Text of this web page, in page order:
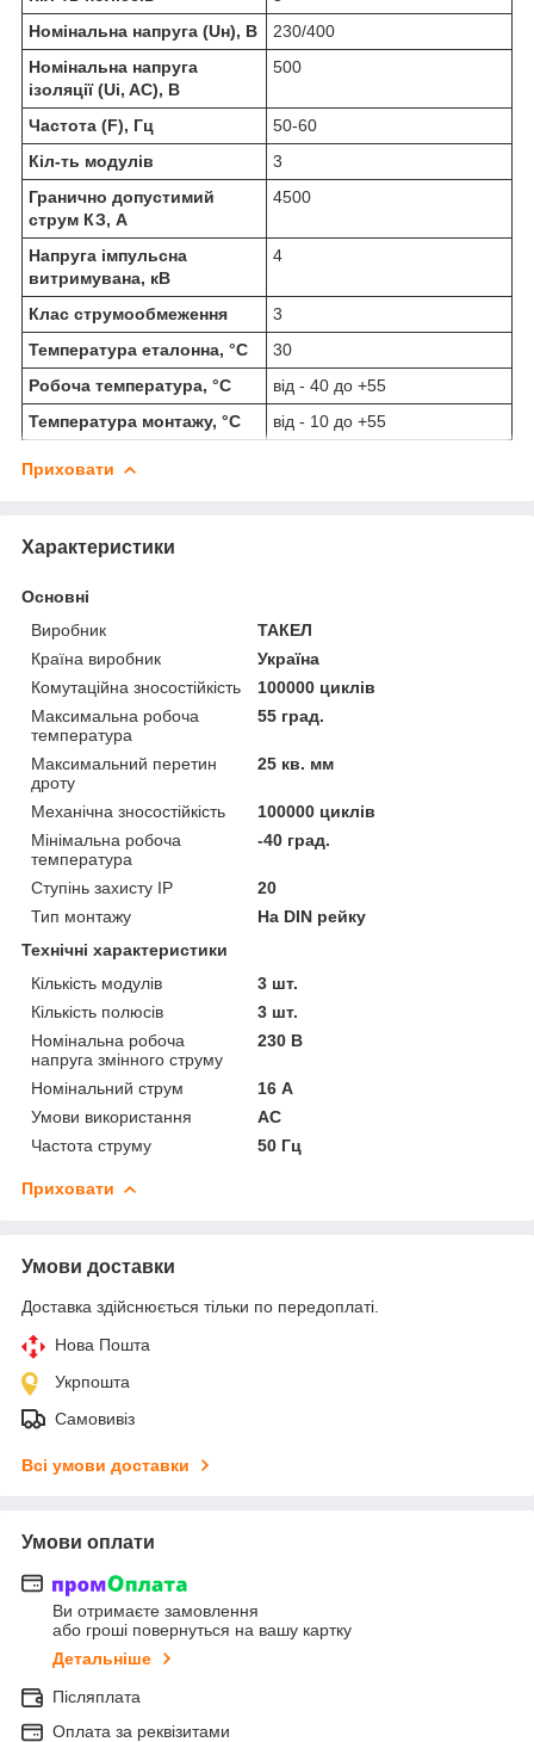
Номінальна напруга (Uн), В
230/400
Номінальна напруга
ізоляції (Ui, AC), В
500
Частота (F), Гц
50-60
Кіл-ть модулів
3
Гранично допустимий
струм КЗ, А
4500
Напруга імпульсна
витримувана, кВ
4
Клас струмообмеження
3
Температура еталонна, °C
30
Робоча температура, °C
від - 40 до +55
Температура монтажу, °C
від - 10 до +55
Приховати
Характеристики
Основні
Виробник
ТАКЕЛ
Країна виробник
Україна
Комутаційна зносостійкість
100000 циклів
Максимальна робоча
температура
55 град.
Максимальний перетин
дроту
25 кв. мм
Механічна зносостійкість
100000 циклів
Мінімальна робоча
температура
-40 град.
Ступінь захисту IP
20
Тип монтажу
На DIN рейку
Технічні характеристики
Кількість модулів
3 шт.
Кількість полюсів
3 шт.
Номінальна робоча
напруга змінного струму
230 В
Номінальний струм
16 А
Умови використання
АС
Частота струму
50 Гц
Приховати
Умови доставки
Доставка здійснюється тільки по передоплаті.
Нова Пошта
Укрпошта
Самовивіз
Всі умови доставки
Умови оплати
Ви отримаєте замовлення
або гроші повернуться на вашу картку
Детальніше
Післяплата
Оплата за реквізитами